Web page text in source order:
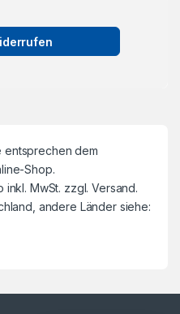
entsprechen dem
Shop.
inkl. MwSt. zzgl. Versand.
andere Länder siehe: